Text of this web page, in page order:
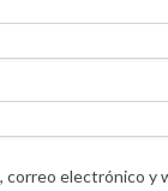
correo electrónico y